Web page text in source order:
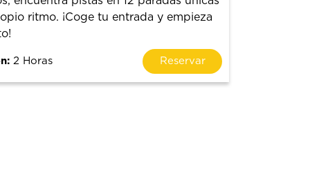
ritmo. ¡Coge tu entrada y empieza
2 Horas Reservar